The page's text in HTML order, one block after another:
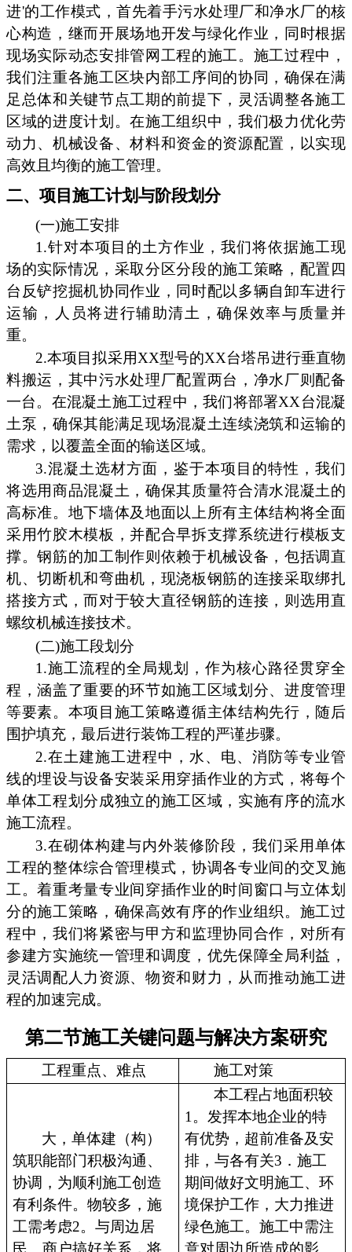
进'的工作模式，首先着手污水处理厂和净水厂的核
心构造，继而开展场地开发与绿化作业，同时根据
现场实际动态安排管网工程的施工。施工过程中，
我们注重各施工区块内部工序间的协同，确保在满
足总体和关键节点工期的前提下，灵活调整各施工
区域的进度计划。在施工组织中，我们极力优化劳
动力、机械设备、材料和资金的资源配置，以实现
高效且均衡的施工管理。
二、项目施工计划与阶段划分
(一)施工安排
1.针对本项目的土方作业，我们将依据施工现
场的实际情况，采取分区分段的施工策略，配置四
台反铲挖掘机协同作业，同时配以多辆自卸车进行
运输，人员将进行辅助清土，确保效率与质量并
重。
2.本项目拟采用XX型号的XX台塔吊进行垂直物
料搬运，其中污水处理厂配置两台，净水厂则配备
一台。在混凝土施工过程中，我们将部署XX台混凝
土泵，确保其能满足现场混凝土连续浇筑和运输的
需求，以覆盖全面的输送区域。
3.混凝土选材方面，鉴于本项目的特性，我们
将选用商品混凝土，确保其质量符合清水混凝土的
高标准。地下墙体及地面以上所有主体结构将全面
采用竹胶木模板，并配合早拆支撑系统进行模板支
撑。钢筋的加工制作则依赖于机械设备，包括调直
机、切断机和弯曲机，现浇板钢筋的连接采取绑扎
搭接方式，而对于较大直径钢筋的连接，则选用直
螺纹机械连接技术。
(二)施工段划分
1.施工流程的全局规划，作为核心路径贯穿全
程，涵盖了重要的环节如施工区域划分、进度管理
等要素。本项目施工策略遵循主体结构先行，随后
围护填充，最后进行装饰工程的严谨步骤。
2.在土建施工进程中，水、电、消防等专业管
线的埋设与设备安装采用穿插作业的方式，将每个
单体工程划分成独立的施工区域，实施有序的流水
施工流程。
3.在砌体构建与内外装修阶段，我们采用单体
工程的整体综合管理模式，协调各专业间的交叉施
工。着重考量专业间穿插作业的时间窗口与立体划
分的施工策略，确保高效有序的作业组织。施工过
程中，我们将紧密与甲方和监理协同合作，对所有
参建方实施统一管理和调度，优先保障全局利益，
灵活调配人力资源、物资和财力，从而推动施工进
程的加速完成。
第二节施工关键问题与解决方案研究
工程重点、难点 施工对策
大，单体建（构）
筑职能部门积极沟通、
协调，为顺利施工创造
有利条件。物较多，施
工需考虑2。与周边居
民、商户搞好关系，将
本工程占地面积较
1。发挥本地企业的特
有优势，超前准备及安
排，与各有关3．施工
期间做好文明施工、环
境保护工作，大力推进
绿色施工。施工中需注
意对周边所造成的影